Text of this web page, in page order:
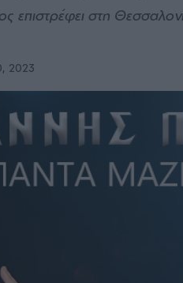
επιστρέφει στη
2023